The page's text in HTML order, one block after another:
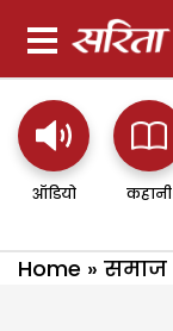
ऑडियो कहानी
Home » समाज